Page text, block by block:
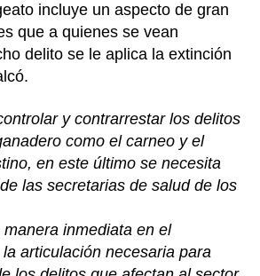
incluye un aspecto de gran
que a quienes se vean
delito se le aplica la extinción
y contrarrestar los delitos
como el carneo y el
en este último se necesita
las secretarias de salud de los
inmediata en el
articulación necesaria para